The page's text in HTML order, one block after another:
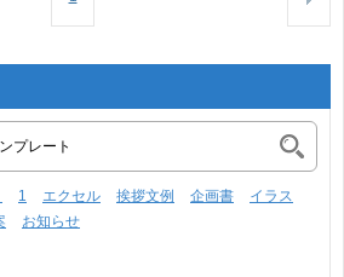
1 エクセル 挨拶文例 企画書
イラス
お知らせ